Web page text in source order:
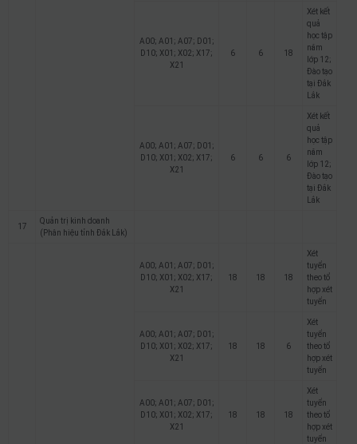
A00; A01; A07; D01;
D10; X01; X02; X17;
X21
6 6 18
Xét kết
quả
học tập
năm
lớp 12;
Đào tạo
tại Đắk
Lắk
A00; A01; A07; D01;
D10; X01; X02; X17;
X21
6 6 6
Xét kết
quả
học tập
năm
lớp 12;
Đào tạo
tại Đắk
Lắk
17
Quản trị kinh doanh
(Phân hiệu tỉnh Đắk Lắk)
A00; A01; A07; D01;
D10; X01; X02; X17;
X21
18 18 18
Xét
tuyển
theo tổ
hợp xét
tuyển
A00; A01; A07; D01;
D10; X01; X02; X17;
X21
18 18 6
Xét
tuyển
theo tổ
hợp xét
tuyển
A00; A01; A07; D01;
D10; X01; X02; X17;
X21
18 18 18
Xét
tuyển
theo tổ
hợp xét
tuyển